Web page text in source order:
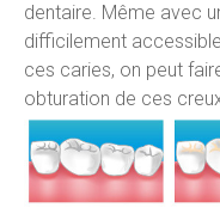
dentaire. Même avec
difficilement
ces caries, on peut
obturation de ces